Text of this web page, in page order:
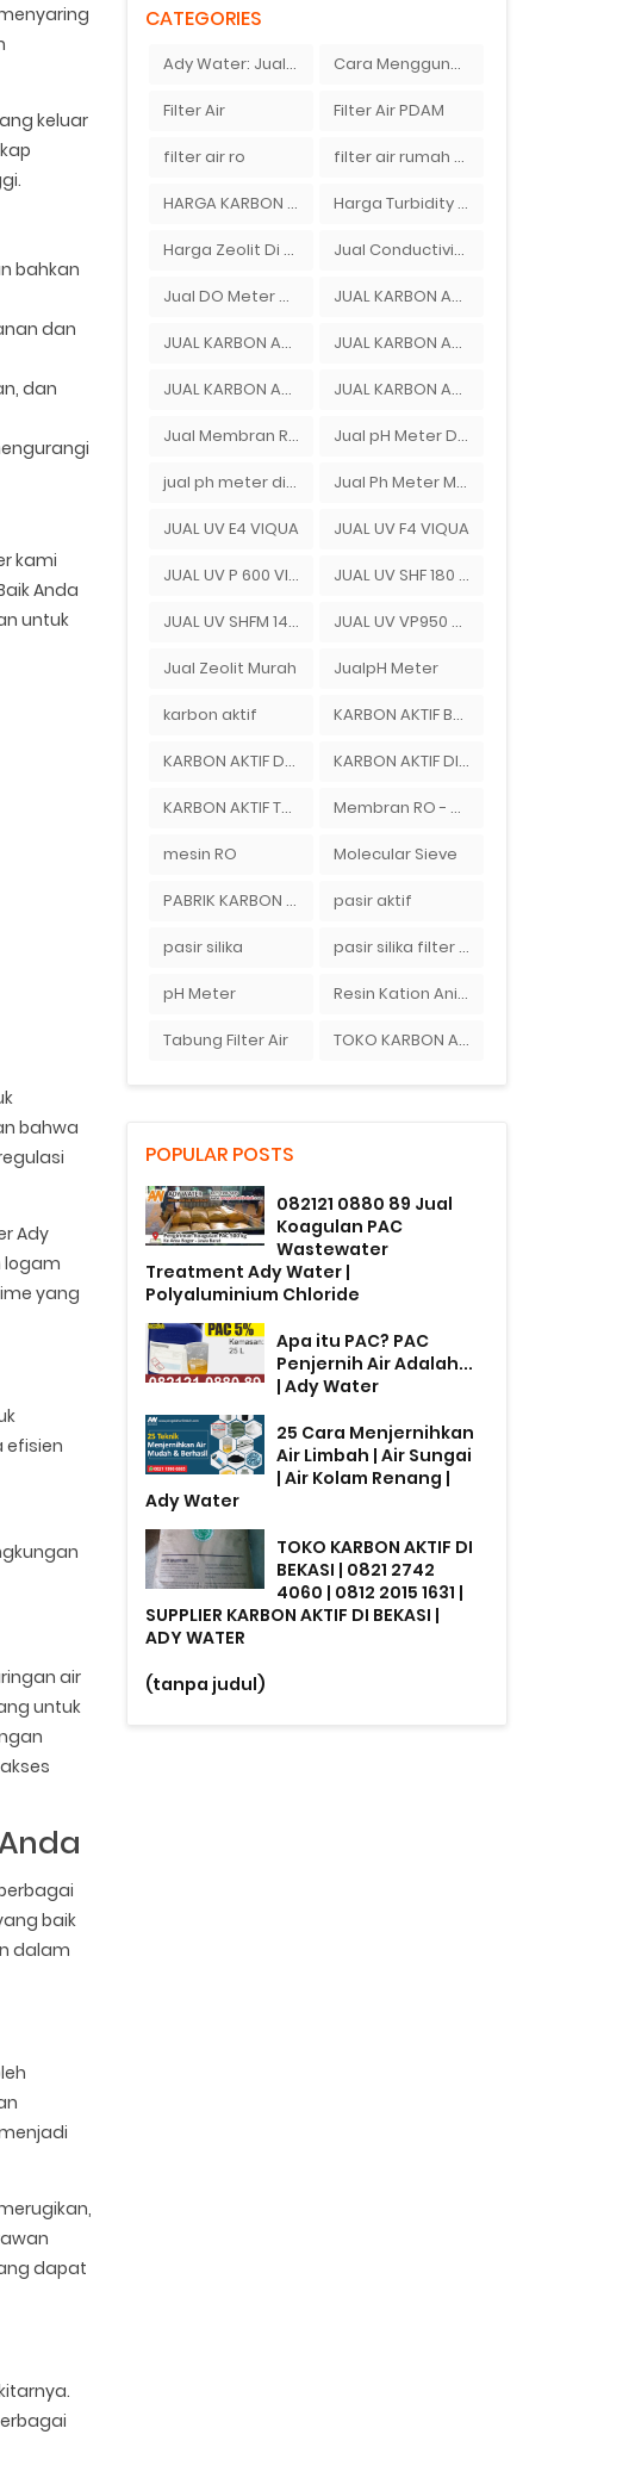
keluar
bahkan
dan
dan
kami
Anda
untuk
bahwa
Ady
logam
yang
efisien
air
untuk
baik
dalam
dapat
CATEGORIES
Ady Water: Jual pH Meter Merek Ionix Cara Menggunakan pH Meter Digital | Ady Water Menjual pH Meter
Filter Air Filter Air PDAM
filter air ro filter air rumah tangga
HARGA KARBON AKTIF BEKASI Harga Turbidity Meter Murah Di Bekasi Timur
Harga Zeolit Di Bandung Jual Conductivity Meter Di Ady Water
Jual DO Meter Area Jakarta JUAL KARBON AKTIF BEKASI
JUAL KARBON AKTIF DEPOK JUAL KARBON AKTIF DI BEKASI
JUAL KARBON AKTIF DI DEPOK JUAL KARBON AKTIF TANGERANG
Jual Membran Reverse Osmosis Di Bekasi Jual pH Meter Di Bandung
jual ph meter di jakarta Jual Ph Meter Murah Di Bandung
JUAL UV E4 VIQUA JUAL UV F4 VIQUA
JUAL UV P 600 VIQUA JUAL UV SHF 180 VIQUA
JUAL UV SHFM 140 VIQUA JUAL UV VP950 VIQUA
Jual Zeolit Murah JualpH Meter
karbon aktif KARBON AKTIF BEKASI
KARBON AKTIF DEPOK KARBON AKTIF DI BEKASI
KARBON AKTIF TANGERANG Membran RO - Ady Water
mesin RO Molecular Sieve
PABRIK KARBON AKTIF TANGERANG pasir aktif
pasir silika pasir silika filter air
pH Meter Resin Kation Anion
Tabung Filter Air TOKO KARBON AKTIF DI BEKASI
POPULAR POSTS
082121 0880 89 Jual
Koagulan PAC
Wastewater
Treatment Ady Water |
Polyaluminium Chloride
Apa itu PAC? PAC
Penjernih Air Adalah...
| Ady Water
25 Cara Menjernihkan
Air Limbah | Air Sungai
| Air Kolam Renang |
Ady Water
TOKO KARBON AKTIF DI
BEKASI | 0821 2742
4060 | 0812 2015 1631 |
SUPPLIER KARBON AKTIF DI BEKASI |
ADY WATER
(tanpa judul)